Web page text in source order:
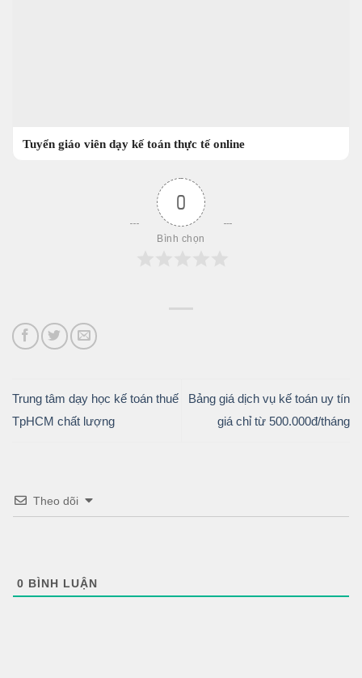
Tuyển giáo viên dạy kế toán thực tế online
0
Bình chọn
Trung tâm dạy học kế toán thuế
TpHCM chất lượng
Bảng giá dịch vụ kế toán uy tín
giá chỉ từ 500.000đ/tháng
Theo dõi
0 BÌNH LUẬN